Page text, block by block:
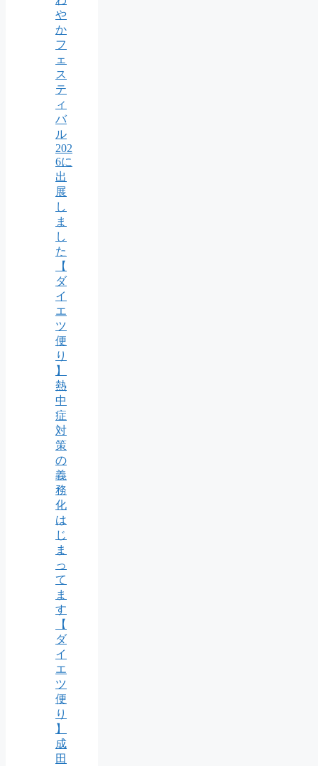
や
か
フ
ェ
ス
テ
ィ
バ
ル
202
6に
出
展
し
ま
し
た
【
ダ
イ
エ
ツ
便
り
】
熱
中
症
対
策
の
義
務
化
は
じ
ま
っ
て
ま
す
【
ダ
イ
エ
ツ
便
り
】
成
田